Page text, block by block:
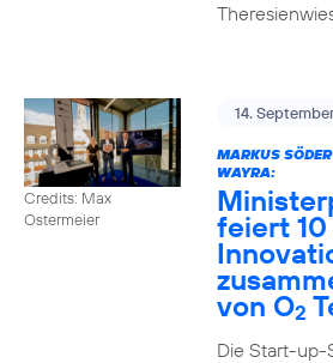
Credits: Max
Ostermeier
14.
MARKUS
WAYRA:
feiert 10
von O2
Die Start-up-